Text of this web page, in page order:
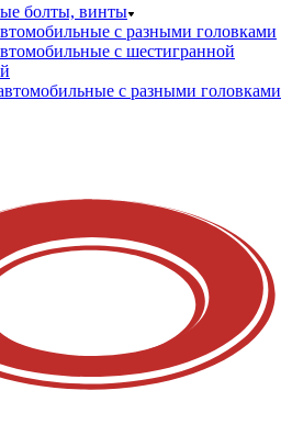
болты, винты
с разными головками
с шестигранной
с разными головками